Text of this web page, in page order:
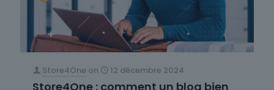
Store4One on 12 décembre 2024
Store4One : comment un blog bien